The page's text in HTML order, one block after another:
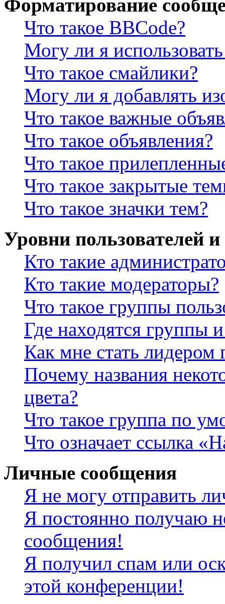
Форматирование
Что такое BBCode?
Могу ли я
Что такое смайлики?
Могу ли я добавлять
Что такое важные
Что такое объявления?
Что такое
Что такое закрытые
Что такое значки тем?
Уровни пользователей
Кто такие
Кто такие модераторы?
Что такое группы
Где находятся группы
Как мне стать лидером
Почему названия
цвета?
Что такое группа по
Что означает ссылка
Личные сообщения
Я не могу отправить
Я постоянно получаю
сообщения!
Я получил спам или
этой конференции!